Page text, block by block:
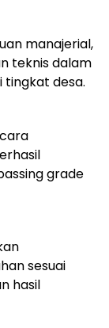
manajerial,
teknis dalam
tingkat desa.
grade
sesuai
hasil